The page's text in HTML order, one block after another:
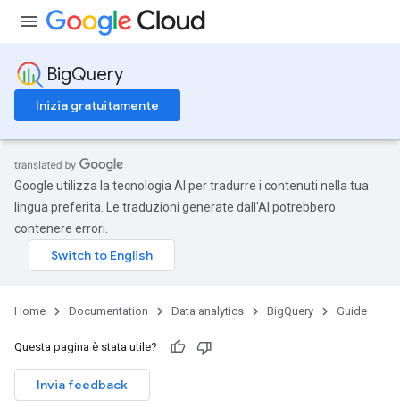
BigQuery
Inizia gratuitamente
Google utilizza la tecnologia AI per tradurre i contenuti nella tua
lingua preferita. Le traduzioni generate dall'AI potrebbero
contenere errori.
Home Documentation Data analytics BigQuery Guide
Questa pagina è stata utile?
Invia feedback